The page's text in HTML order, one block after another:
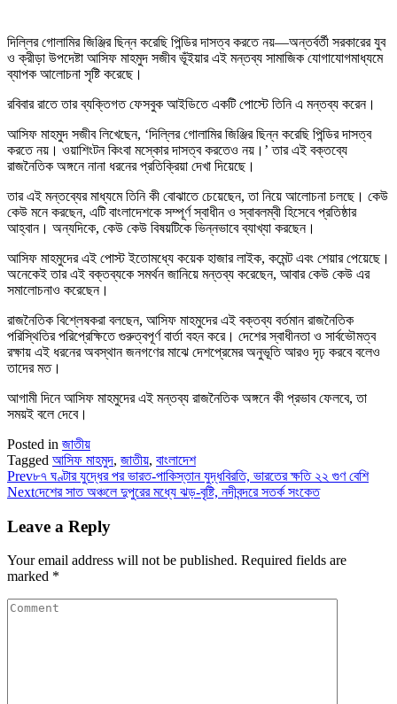
দিল্লির গোলামির জিঞ্জির ছিন্ন করেছি পিন্ডির দাসত্ব করতে নয়—অন্তর্বর্তী সরকারের যুব
ও ক্রীড়া উপদেষ্টা আসিফ মাহমুদ সজীব ভূঁইয়ার এই মন্তব্য সামাজিক যোগাযোগমাধ্যমে
ব্যাপক আলোচনা সৃষ্টি করেছে।
রবিবার রাতে তার ব্যক্তিগত ফেসবুক আইডিতে একটি পোস্টে তিনি এ মন্তব্য করেন।
আসিফ মাহমুদ সজীব লিখেছেন, ‘দিল্লির গোলামির জিঞ্জির ছিন্ন করেছি পিন্ডির দাসত্ব
করতে নয়। ওয়াশিংটন কিংবা মস্কোর দাসত্ব করতেও নয়।’ তার এই বক্তব্যে
রাজনৈতিক অঙ্গনে নানা ধরনের প্রতিক্রিয়া দেখা দিয়েছে।
তার এই মন্তব্যের মাধ্যমে তিনি কী বোঝাতে চেয়েছেন, তা নিয়ে আলোচনা চলছে। কেউ
কেউ মনে করছেন, এটি বাংলাদেশকে সম্পূর্ণ স্বাধীন ও স্বাবলম্বী হিসেবে প্রতিষ্ঠার
আহ্বান। অন্যদিকে, কেউ কেউ বিষয়টিকে ভিন্নভাবে ব্যাখ্যা করছেন।
আসিফ মাহমুদের এই পোস্ট ইতোমধ্যে কয়েক হাজার লাইক, কমেন্ট এবং শেয়ার পেয়েছে।
অনেকেই তার এই বক্তব্যকে সমর্থন জানিয়ে মন্তব্য করেছেন, আবার কেউ কেউ এর
সমালোচনাও করেছেন।
রাজনৈতিক বিশ্লেষকরা বলছেন, আসিফ মাহমুদের এই বক্তব্য বর্তমান রাজনৈতিক
পরিস্থিতির পরিপ্রেক্ষিতে গুরুত্বপূর্ণ বার্তা বহন করে। দেশের স্বাধীনতা ও সার্বভৌমত্ব
রক্ষায় এই ধরনের অবস্থান জনগণের মাঝে দেশপ্রেমের অনুভূতি আরও দৃঢ় করবে বলেও
তাদের মত।
আগামী দিনে আসিফ মাহমুদের এই মন্তব্য রাজনৈতিক অঙ্গনে কী প্রভাব ফেলবে, তা
সময়ই বলে দেবে।
Posted in জাতীয়
Tagged আসিফ মাহমুদ, জাতীয়, বাংলাদেশ
Prev৮৭ ঘণ্টার যুদ্ধের পর ভারত-পাকিস্তান যুদ্ধবিরতি, ভারতের ক্ষতি ২২ গুণ বেশি
Nextদেশের সাত অঞ্চলে দুপুরের মধ্যে ঝড়-বৃষ্টি, নদীবন্দরে সতর্ক সংকেত
Leave a Reply
Your email address will not be published. Required fields are
marked *